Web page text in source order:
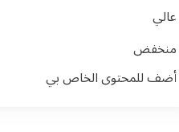
عالي
منخفض
أضف للمحتوى الخاص بي